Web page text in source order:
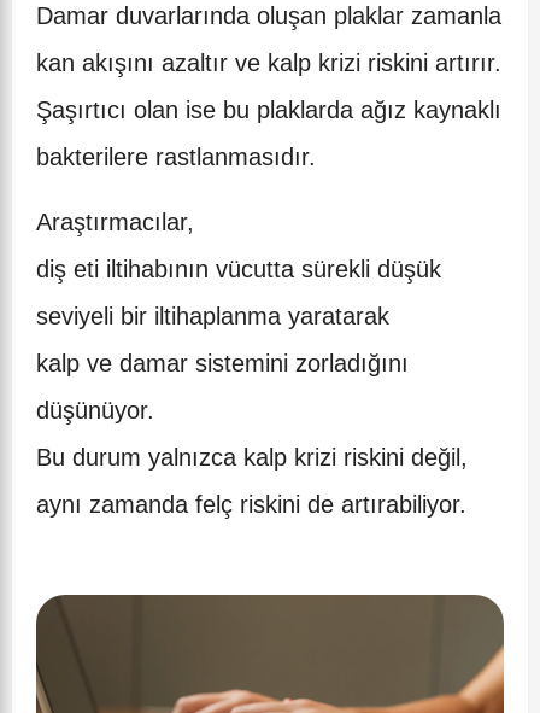
Damar duvarlarında oluşan plaklar zamanla
kan akışını azaltır ve kalp krizi riskini artırır.
Şaşırtıcı olan ise bu plaklarda ağız kaynaklı
bakterilere rastlanmasıdır.
Araştırmacılar,
diş eti iltihabının vücutta sürekli düşük
seviyeli bir iltihaplanma yaratarak
kalp ve damar sistemini zorladığını
düşünüyor.
Bu durum yalnızca kalp krizi riskini değil,
aynı zamanda felç riskini de artırabiliyor.